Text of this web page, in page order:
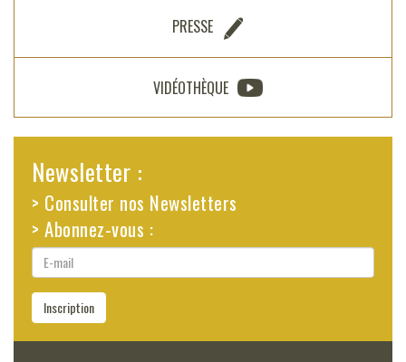
PRESSE
VIDÉOTHÈQUE
Newsletter :
> Consulter nos Newsletters
> Abonnez-vous :
E-
mail
Inscription